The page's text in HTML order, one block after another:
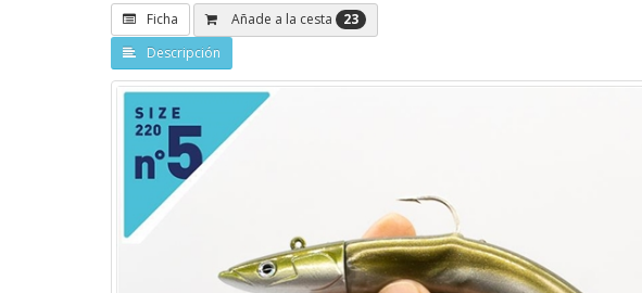
Ficha Añade a la cesta
23
Descripción